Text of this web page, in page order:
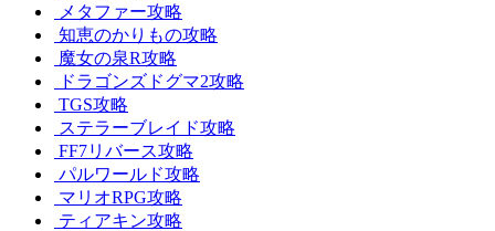
メタファー攻略
知恵のかりもの攻略
魔女の泉R攻略
ドラゴンズドグマ2攻略
TGS攻略
ステラーブレイド攻略
FF7リバース攻略
パルワールド攻略
マリオRPG攻略
ティアキン攻略